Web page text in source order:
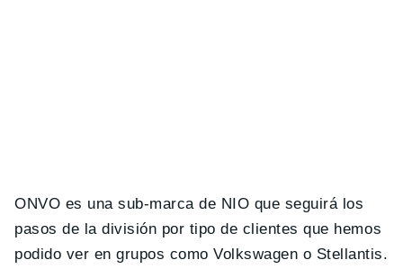
ONVO es una sub-marca de NIO que seguirá los
pasos de la división por tipo de clientes que hemos
podido ver en grupos como Volkswagen o Stellantis.